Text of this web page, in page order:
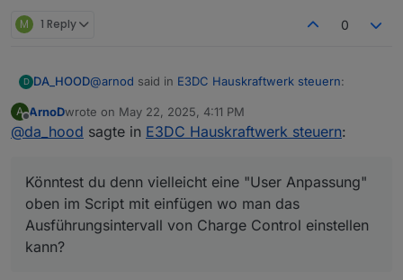
M 1 Reply 0
D DA_HOOD@arnod said in E3DC Hauskraftwerk steuern:
Abfrageintervall Adapter 3 sek. +
wird 6 sek. sind schon 12 sek. im Worstcase.
oben im Script mit einfügen wo man das
Ausführungsintervall von Charge Control einstellen
kann? Ich führe bei mir die Skripte eigentlich immer
Sekündlich aus. Der Adapter liefert auch jede
A
Offline
ArnoDwrote on May 22, 2025, 4:11 PM
last edited by
@da_hood sagte in E3DC Hauskraftwerk steuern:
Könntest du denn vielleicht eine "User Anpassung"
oben im Script mit einfügen wo man das
Ausführungsintervall von Charge Control einstellen
kann?